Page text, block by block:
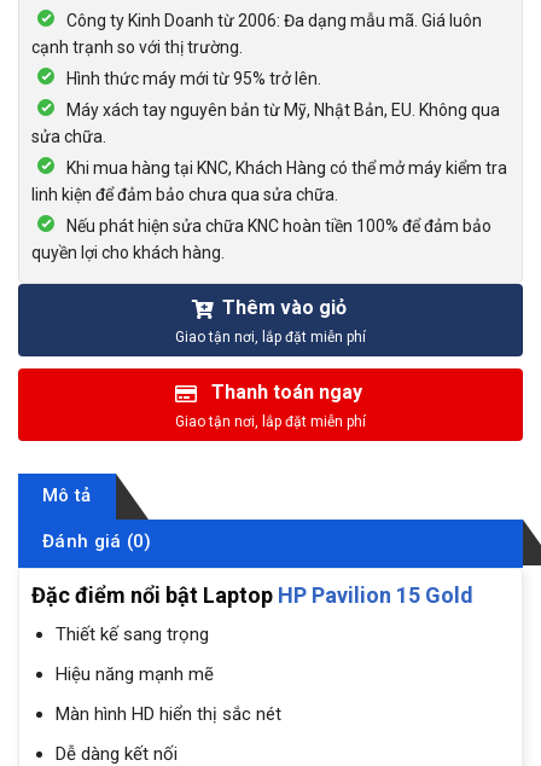
Công ty Kinh Doanh từ 2006: Đa dạng mẫu mã. Giá luôn
cạnh trạnh so với thị trường.
Hình thức máy mới từ 95% trở lên.
Máy xách tay nguyên bản từ Mỹ, Nhật Bản, EU. Không qua
sửa chữa.
Khi mua hàng tại KNC, Khách Hàng có thể mở máy kiểm tra
linh kiện để đảm bảo chưa qua sửa chữa.
Nếu phát hiện sửa chữa KNC hoàn tiền 100% để đảm bảo
quyền lợi cho khách hàng.
Thêm vào giỏ
Thanh toán ngay
Mô tả
Đánh giá (0)
Đặc điểm nổi bật Laptop HP Pavilion 15 Gold
Thiết kế sang trọng
Hiệu năng mạnh mẽ
Màn hình HD hiển thị sắc nét
Dễ dàng kết nối